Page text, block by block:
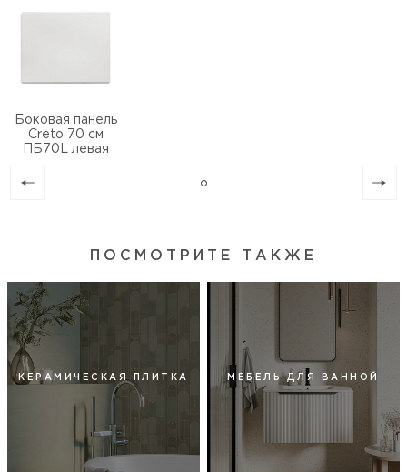
Боковая панель
Creto 70 см
ПБ70L левая
ПОСМОТРИТЕ ТАКЖЕ
КЕРАМИЧЕСКАЯ ПЛИТКА МЕБЕЛЬ ДЛЯ ВАННОЙ